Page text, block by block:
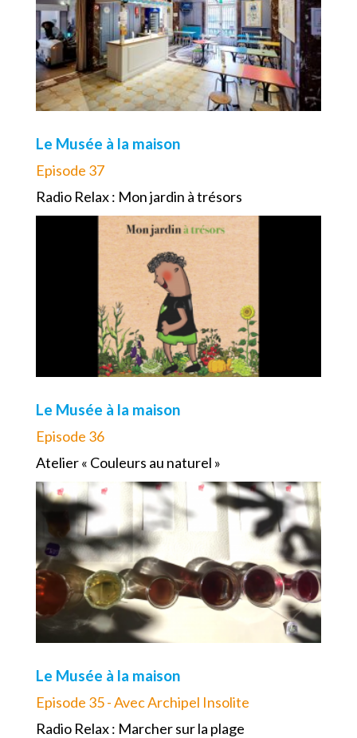
Le Musée à la maison
Episode 37
Radio Relax : Mon jardin à trésors
Le Musée à la maison
Episode 36
Atelier « Couleurs au naturel »
Le Musée à la maison
Episode 35 - Avec Archipel Insolite
Radio Relax : Marcher sur la plage